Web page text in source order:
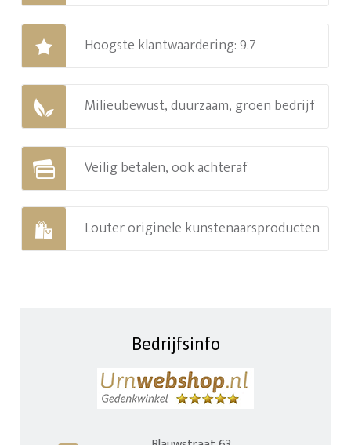
Hoogste klantwaardering: 9.7
Milieubewust, duurzaam, groen bedrijf
Veilig betalen, ook achteraf
Louter originele kunstenaarsproducten
Bedrijfsinfo